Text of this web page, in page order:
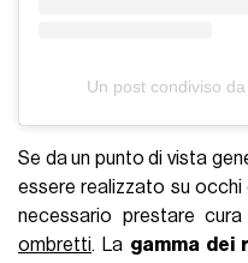
Un post condiviso
Se da un punto di vista
essere realizzato su occhi
necessario prestare
ombretti. La gamma dei